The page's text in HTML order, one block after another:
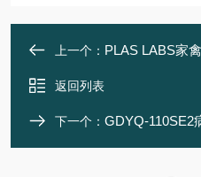
上一个： PLAS LABS家
返回列表
下一个： GDYQ-110SE2